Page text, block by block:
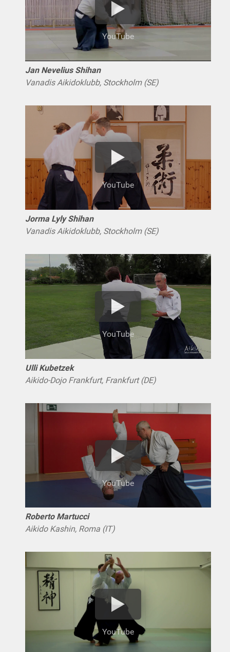
YouTube
Jan Nevelius Shihan
Vanadis Aikidoklubb, Stockholm (SE)
YouTube
Jorma Lyly Shihan
Vanadis Aikidoklubb, Stockholm (SE)
YouTube
Ulli Kubetzek
Aikido-Dojo Frankfurt, Frankfurt (DE)
YouTube
Roberto Martucci
Aikido Kashin, Roma (IT)
YouTube